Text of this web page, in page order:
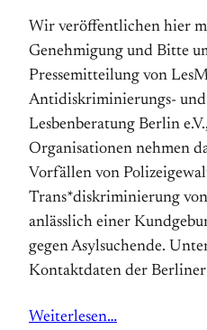
Wir veröffentlichen hier
Genehmigung und Bitte
Pressemitteilung von
Antidiskriminierungs-
Lesbenberatung Berlin
Organisationen nehmen
Vorfällen von
Trans*diskriminierung
anlässlich einer
gegen Asylsuchende.
Kontaktdaten der
Weiterlesen…